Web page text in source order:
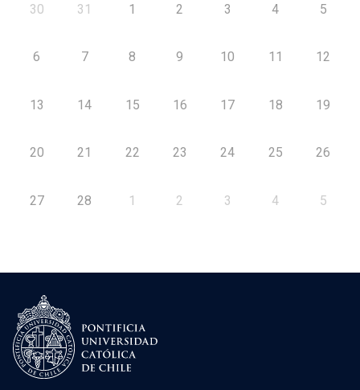
30 31 1 2 3 4 5
6 7 8 9 10 11 12
13 14 15 16 17 18 19
20 21 22 23 24 25 26
27 28 1 2 3 4 5